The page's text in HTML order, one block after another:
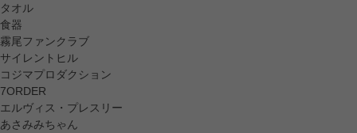
タオル
食器
霧尾ファンクラブ
サイレントヒル
コジマプロダクション
7ORDER
エルヴィス・プレスリー
あさみみちゃん